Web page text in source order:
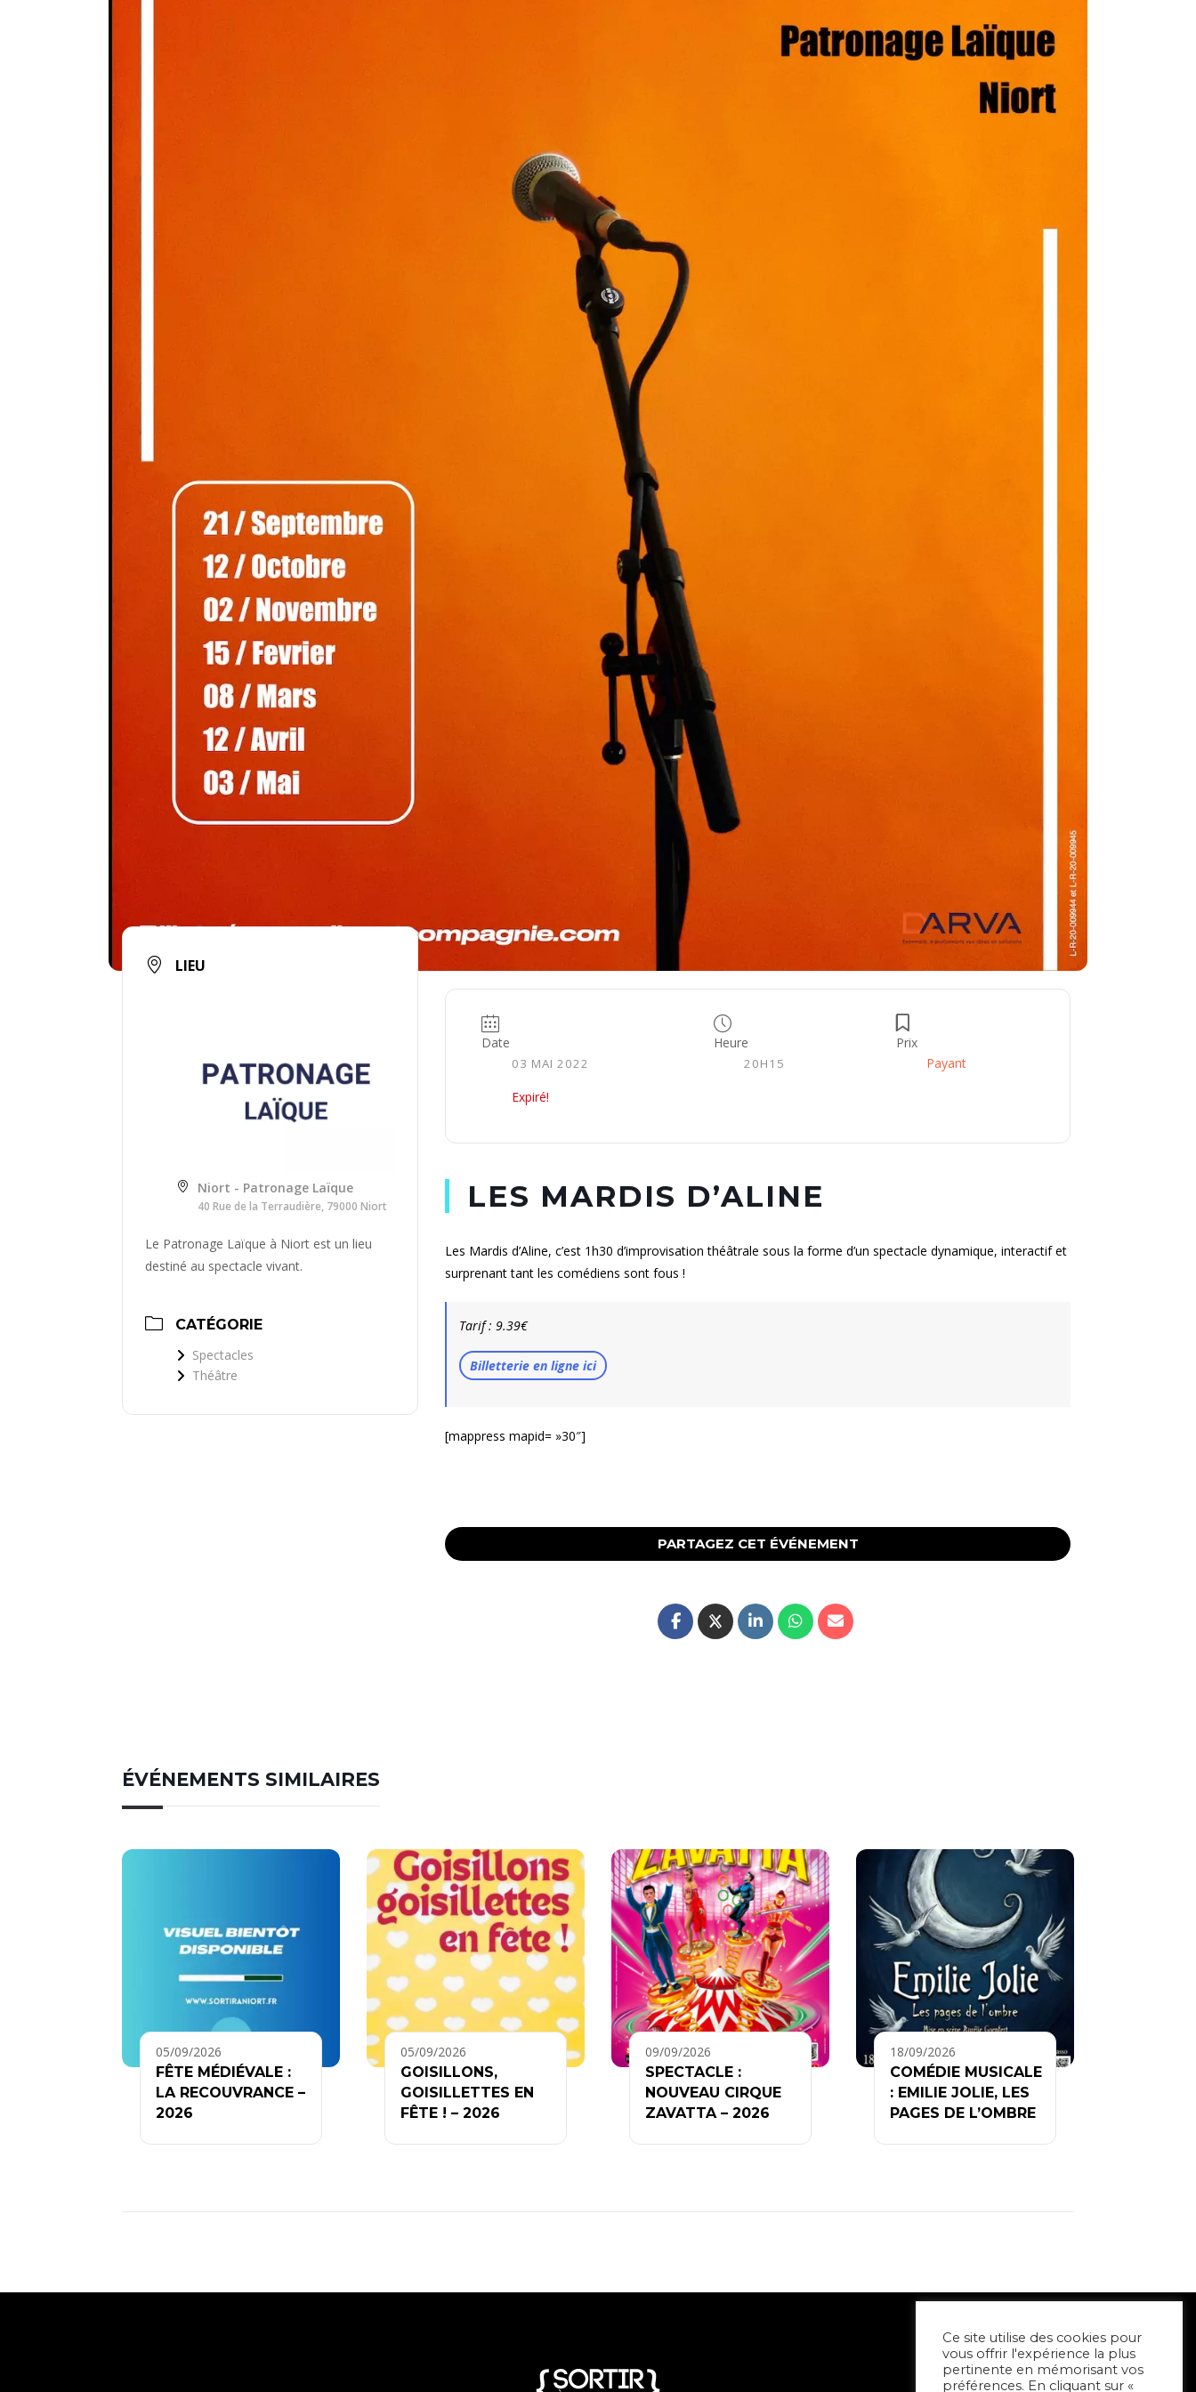
LIEU
Niort - Patronage Laïque
40 Rue de la Terraudière, 79000 Niort
Le Patronage Laïque à Niort est un lieu
destiné au spectacle vivant.
CATÉGORIE
Spectacles
Théâtre
Date
03 MAI 2022
Expiré!
Heure
20H15
Prix
Payant
LES MARDIS D’ALINE
Les Mardis d’Aline, c’est 1h30 d’improvisation théâtrale sous la forme d’un spectacle dynamique, interactif et
surprenant tant les comédiens sont fous !
Tarif : 9.39€
Billetterie en ligne ici
[mappress mapid= »30″]
PARTAGEZ CET ÉVÉNEMENT
ÉVÉNEMENTS SIMILAIRES
05/09/2026
FÊTE MÉDIÉVALE :
LA RECOUVRANCE –
2026
05/09/2026
GOISILLONS,
GOISILLETTES EN
FÊTE ! – 2026
09/09/2026
SPECTACLE :
NOUVEAU CIRQUE
ZAVATTA – 2026
18/09/2026
COMÉDIE MUSICALE
: EMILIE JOLIE, LES
PAGES DE L’OMBRE
Ce site utilise des cookies pour
vous offrir l'expérience la plus
pertinente en mémorisant vos
préférences. En cliquant sur «